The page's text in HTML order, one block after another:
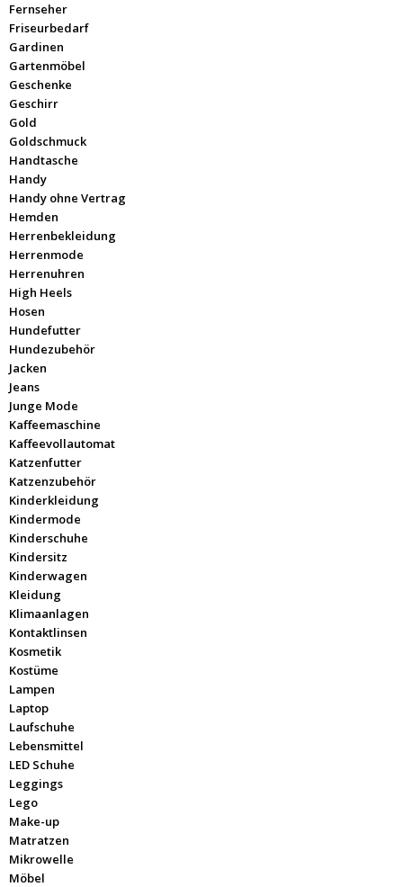
Fernseher
Friseurbedarf
Gardinen
Gartenmöbel
Geschenke
Geschirr
Gold
Goldschmuck
Handtasche
Handy
Handy ohne Vertrag
Hemden
Herrenbekleidung
Herrenmode
Herrenuhren
High Heels
Hosen
Hundefutter
Hundezubehör
Jacken
Jeans
Junge Mode
Kaffeemaschine
Kaffeevollautomat
Katzenfutter
Katzenzubehör
Kinderkleidung
Kindermode
Kinderschuhe
Kindersitz
Kinderwagen
Kleidung
Klimaanlagen
Kontaktlinsen
Kosmetik
Kostüme
Lampen
Laptop
Laufschuhe
Lebensmittel
LED Schuhe
Leggings
Lego
Make-up
Matratzen
Mikrowelle
Möbel